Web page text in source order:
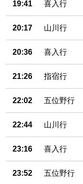
19:41 喜入行
20:17 山川行
20:36 喜入行
21:26 指宿行
22:02 五位野行
22:44 山川行
23:16 喜入行
23:52 五位野行